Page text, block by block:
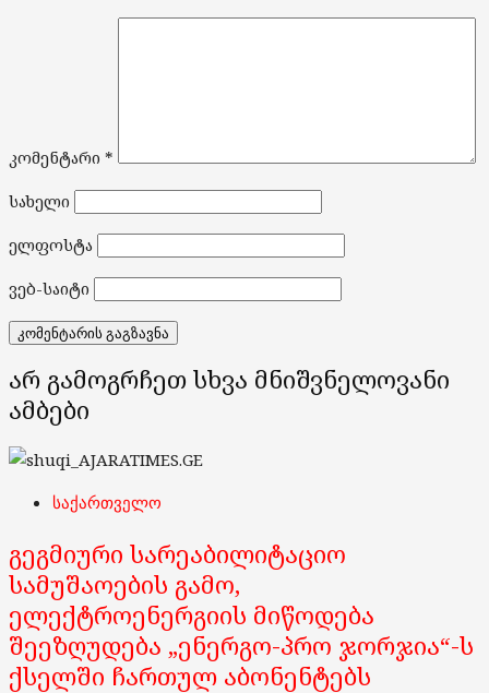
კომენტარი *
სახელი
ელფოსტა
ვებ-საიტი
არ გამოგრჩეთ სხვა მნიშვნელოვანი
ამბები
საქართველო
გეგმიური სარეაბილიტაციო
სამუშაოების გამო,
ელექტროენერგიის მიწოდება
შეეზღუდება „ენერგო-პრო ჯორჯია“-ს
ქსელში ჩართულ აბონენტებს